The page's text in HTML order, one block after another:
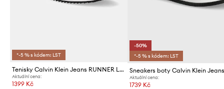
*-5 % s kódem: LST
Tenisky Calvin Klein Jeans RUNNER LACEUP MG NYLON MIX
Aktuální cena:
1399 Kč
-50%
*-5 % s kódem: LST
Aktuální cena:
1739 Kč